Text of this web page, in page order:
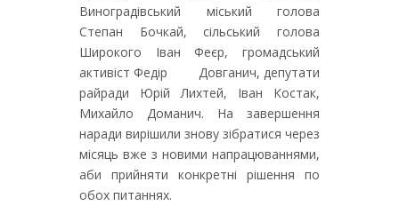
Виноградівський міський голова
Степан Бочкай, сільський голова
Широкого Іван Феєр, громадський
активіст Федір Довганич, депутати
райради Юрій Лихтей, Іван Костак,
Михайло Доманич. На завершення
наради вирішили знову зібратися через
місяць вже з новими напрацюваннями,
аби прийняти конкретні рішення по
обох питаннях.